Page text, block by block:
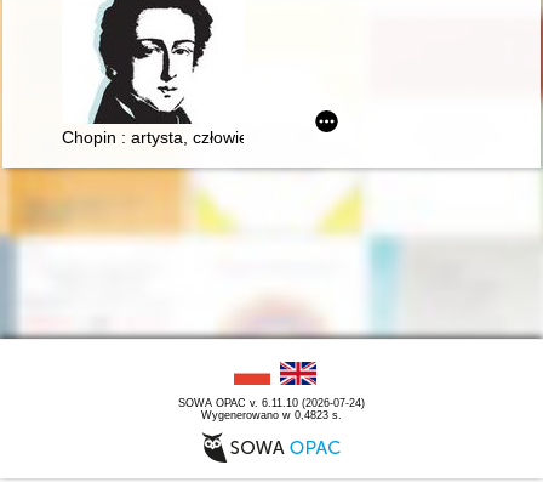
Chopin : artysta, człowiek
SOWA OPAC v. 6.11.10 (2026-07-24)
Wygenerowano w 0,4823 s.